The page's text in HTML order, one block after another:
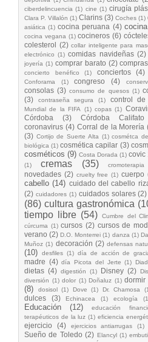
ciberdelincuencia (1) cine (1) cirugía
Clara P. Villalón (1) Clarins (3) Coches (1)
asiática (1) cocina peruana (4)
cocina vegana (1) cocineros (6)
colesterol (2) collar inteligente para
electrónico (1) comidas navideñas (2)
joyería (1) comprar barato (2) compras
concierto benéfico
(1) conciertos (4)
Conforama (1) congreso (4)
consolas (3) consumo de quesos (1)
(3)
contraseña segura (1) control de
Mundial de la FIFA (1) copas (1)
Córdoba (3) Córdoba Califato
coronavirus (4) Corral de la Morería
(3) Cortijo de Suerte Alta (1) cosmétca
biológica (1) cosmética capilar (3)
cosméticos (9) Costa Dorada (1) covic
(1)
cremas (35) cromoterapia
novedades (2) cruelty free (1) cuerpo
cabello (14) cuidado del cabello
(2) cuidadores (1) cuidados solares (2)
(86) cultura gastronómica
tiempo libre (54) Cumbre del
cúrcuma (1) cursos (2) cursos de
verano (2) D.O. Monterrei (1) danza (1)
Muñoz (1) decoración (2) defensas
(10)
desfiles (1) día de acción de
madre (4) día Picota del Jerte (1)
dietas (4) digestión (1) Disney (2)
diversión (1) dolor (1) Doñaluz (1) dormir
(8)
dosisol (1) Dove (1) Dr. Chamosa
dulces (3) Echinacea (1) ecología
Educación (12) educación
terapéuticos de la luz (1) eficiencia
ejercicio
(4) ejercicios antiarrugas (1)
Sueño de Toledo (2) Elancyl (1)